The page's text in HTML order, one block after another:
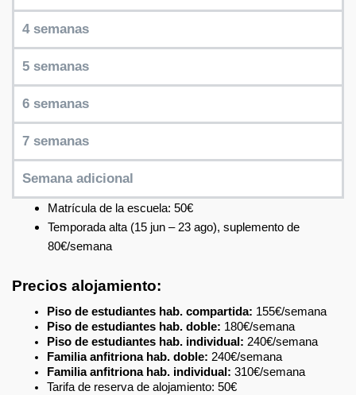
4 semanas
5 semanas
6 semanas
7 semanas
Semana adicional
Matrícula de la escuela: 50€
Temporada alta (15 jun – 23 ago), suplemento de
80€/semana
Precios alojamiento:
Piso de estudiantes hab. compartida: 155€/semana
Piso de estudiantes hab. doble: 180€/semana
Piso de estudiantes hab. individual: 240€/semana
Familia anfitriona hab. doble: 240€/semana
Familia anfitriona hab. individual: 310€/semana
Tarifa de reserva de alojamiento: 50€